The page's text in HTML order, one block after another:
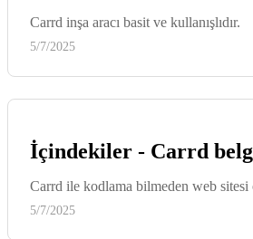
Carrd inşa aracı basit ve kullanışlıdır.
5/7/2025
İçindekiler - Carrd
Carrd ile kodlama bilmeden web sitesi
5/7/2025